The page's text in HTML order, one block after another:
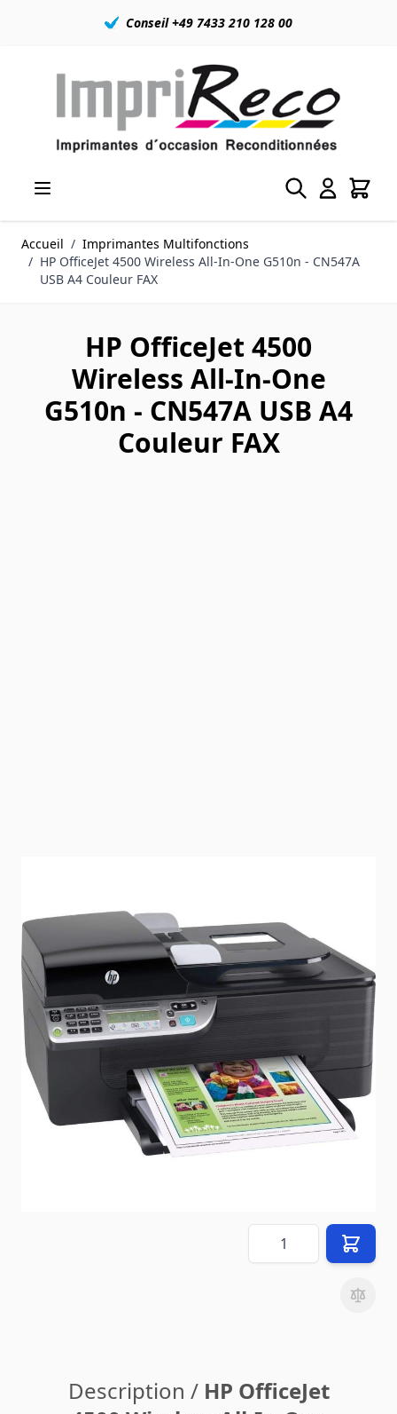
Conseil +49 7433 210 128 00
Accueil / Imprimantes Multifonctions
/ HP OfficeJet 4500 Wireless All-In-One G510n - CN547A
USB A4 Couleur FAX
HP OfficeJet 4500
Wireless All-In-One
G510n - CN547A USB A4
Couleur FAX
État: Reconditionné par le vendeur
Délai de livraison
2-3 jours
Mode d'expédition: Paquet
En stock
SKU CN547A
229,00 €
Quantité
Description / HP OfficeJet